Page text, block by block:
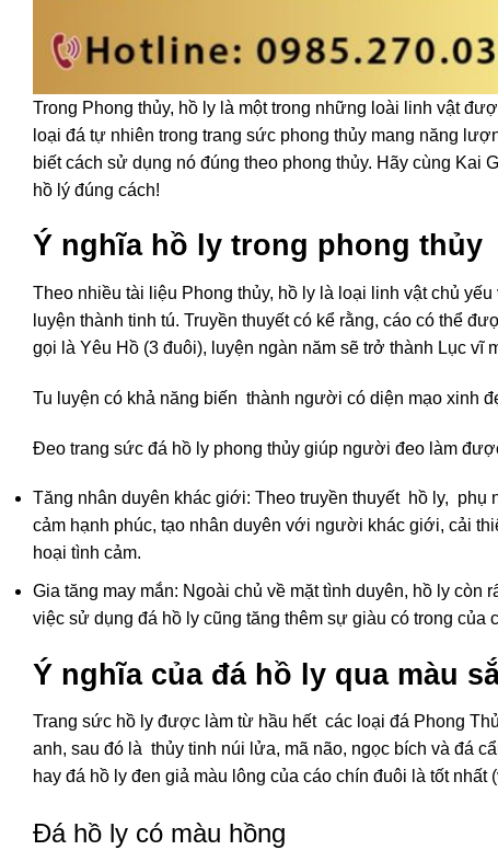
Trong Phong thủy, hồ ly là một trong những loài linh vật
loại đá tự nhiên trong trang sức phong thủy mang năng
biết cách sử dụng nó đúng theo phong thủy. Hãy cùng
hồ lý đúng cách!
Ý nghĩa hồ ly trong phong thủy
Theo nhiều tài liệu Phong thủy, hồ ly là loại linh vật chủ
luyện thành tinh tú. Truyền thuyết có kể rằng, cáo có thể
gọi là Yêu Hồ (3 đuôi), luyện ngàn năm sẽ trở thành Lục
Tu luyện có khả năng biến thành người có diện mạo xinh
Đeo trang sức đá hồ ly phong thủy giúp người đeo làm
Tăng nhân duyên khác giới: Theo truyền thuyết hồ ly, phụ
cảm hạnh phúc, tạo nhân duyên với người khác giới, cải
hoại tình cảm.
Gia tăng may mắn: Ngoài chủ về mặt tình duyên, hồ ly còn
việc sử dụng đá hồ ly cũng tăng thêm sự giàu có trong của
Ý nghĩa của đá hồ ly qua màu
Trang sức hồ ly được làm từ hầu hết các loại đá Phong
anh, sau đó là thủy tinh núi lửa, mã não, ngọc bích và đá
hay đá hồ ly đen giả màu lông của cáo chín đuôi là tốt
Đá hồ ly có màu hồng